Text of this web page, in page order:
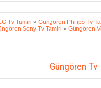
Tv Tamiri » Güngören Philips Tv
Sony Tv Tamiri » Güngören
Güngören